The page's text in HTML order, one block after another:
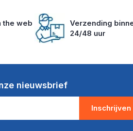
the web
Verzending
24/48 uur
nieuwsbrief
Inschrijven